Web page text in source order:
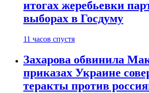
итогах жеребьевки
выборах в Госдуму
11 часов спустя
Захарова обвинила
приказах Украине
теракты против